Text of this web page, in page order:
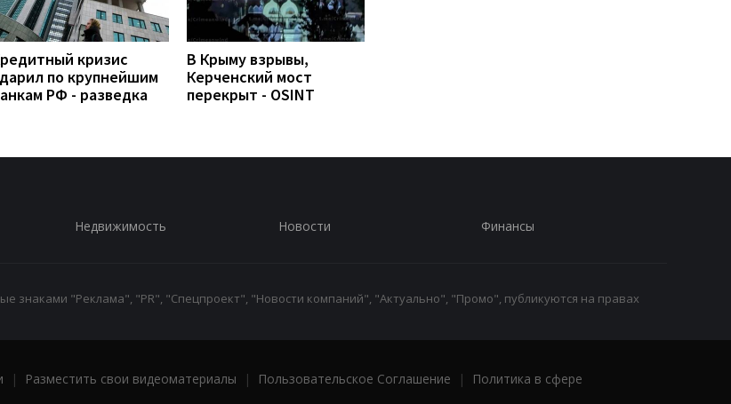
кризис
по крупнейшим
РФ - разведка
В Крыму взрывы,
Керченский мост
перекрыт - OSINT
Недвижимость Новости Финансы
знаками "Реклама", "PR", "Спецпроект", "Новости компаний", "Актуально", "Промо", публикуются на правах
| Разместить свои видеоматериалы | Пользовательское Соглашение |
Политика в сфере